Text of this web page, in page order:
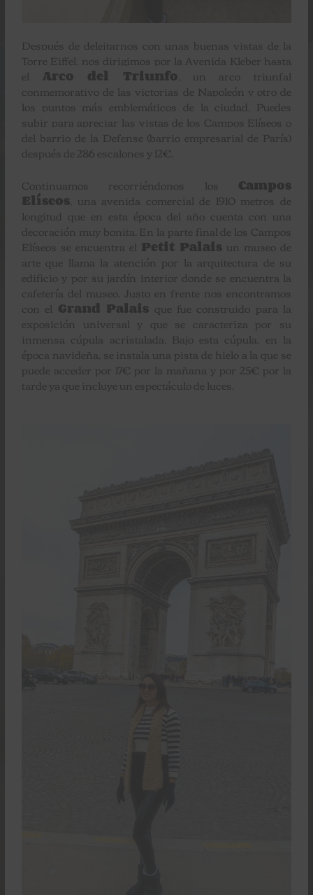
Después de deleitarnos con unas buenas vistas de la
Torre Eiffel, nos dirigimos por la Avenida Kleber hasta
el Arco del Triunfo , un arco triunfal
conmemorativo de las victorias de Napoleón y otro de
los puntos más emblemáticos de la ciudad. Puedes
subir para apreciar las vistas de los Campos Elíseos o
del barrio de la Defense (barrio empresarial de París)
después de 286 escalones y 12€.
Continuamos recorriéndonos los Campos
Elíseos , una avenida comercial de 1910 metros de
longitud que en esta época del año cuenta con una
decoración muy bonita. En la parte final de los Campos
Elíseos se encuentra el Petit Palais un museo de
arte que llama la atención por la arquitectura de su
edificio y por su jardín interior donde se encuentra la
cafetería del museo. Justo en frente nos encontramos
con el Grand Palais que fue construido para la
exposición universal y que se caracteriza por su
inmensa cúpula acristalada. Bajo esta cúpula, en la
época navideña, se instala una pista de hielo a la que se
puede acceder por 17€ por la mañana y por 25€ por la
tarde ya que incluye un espectáculo de luces.